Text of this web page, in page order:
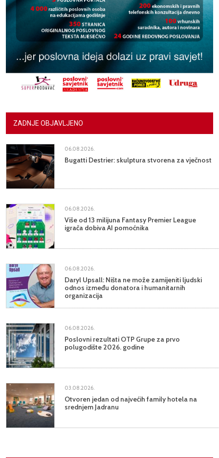
ZADNJE OBJAVLJENO
06.08.2026.
Bugatti Destrier: skulptura stvorena za vječnost
06.08.2026.
Više od 13 milijuna Fantasy Premier League
igrača dobiva AI pomoćnika
06.08.2026.
Daryl Upsall: Ništa ne može zamijeniti ljudski
odnos između donatora i humanitarnih
organizacija
06.08.2026.
Poslovni rezultati OTP Grupe za prvo
polugodište 2026. godine
03.08.2026.
Otvoren jedan od najvećih family hotela na
srednjem Jadranu